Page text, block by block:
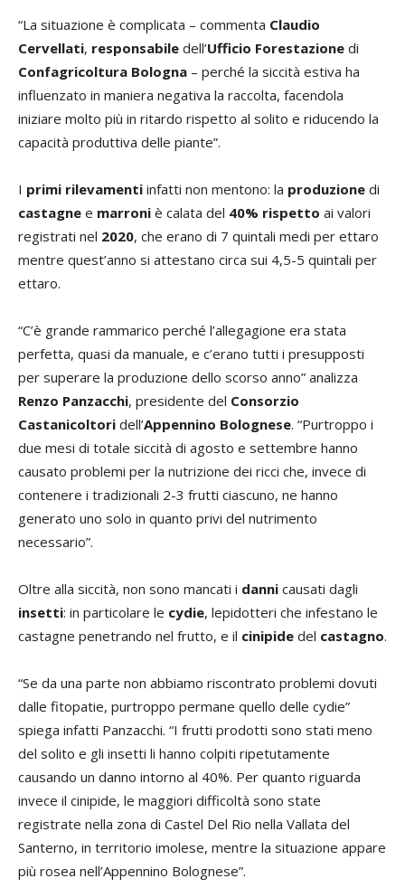
“La situazione è complicata – commenta Claudio
Cervellati, responsabile dell’Ufficio Forestazione di
Confagricoltura Bologna – perché la siccità estiva ha
influenzato in maniera negativa la raccolta, facendola
iniziare molto più in ritardo rispetto al solito e riducendo la
capacità produttiva delle piante”.
I primi rilevamenti infatti non mentono: la produzione di
castagne e marroni è calata del 40% rispetto ai valori
registrati nel 2020, che erano di 7 quintali medi per ettaro
mentre quest’anno si attestano circa sui 4,5-5 quintali per
ettaro.
“C’è grande rammarico perché l’allegagione era stata
perfetta, quasi da manuale, e c’erano tutti i presupposti
per superare la produzione dello scorso anno” analizza
Renzo Panzacchi, presidente del Consorzio
Castanicoltori dell’Appennino Bolognese. “Purtroppo i
due mesi di totale siccità di agosto e settembre hanno
causato problemi per la nutrizione dei ricci che, invece di
contenere i tradizionali 2-3 frutti ciascuno, ne hanno
generato uno solo in quanto privi del nutrimento
necessario”.
Oltre alla siccità, non sono mancati i danni causati dagli
insetti: in particolare le cydie, lepidotteri che infestano le
castagne penetrando nel frutto, e il cinipide del castagno.
“Se da una parte non abbiamo riscontrato problemi dovuti
dalle fitopatie, purtroppo permane quello delle cydie”
spiega infatti Panzacchi. “I frutti prodotti sono stati meno
del solito e gli insetti li hanno colpiti ripetutamente
causando un danno intorno al 40%. Per quanto riguarda
invece il cinipide, le maggiori difficoltà sono state
registrate nella zona di Castel Del Rio nella Vallata del
Santerno, in territorio imolese, mentre la situazione appare
più rosea nell’Appennino Bolognese”.